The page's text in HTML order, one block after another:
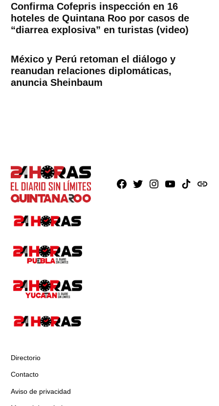
Confirma Cofepris inspección en 16
hoteles de Quintana Roo por casos de
“diarrea explosiva” en turistas (video)
México y Perú retoman el diálogo y
reanudan relaciones diplomáticas,
anuncia Sheinbaum
Facebook
X Instagram
YoutubeTikTokissuu
Directorio
Contacto
Aviso de privacidad